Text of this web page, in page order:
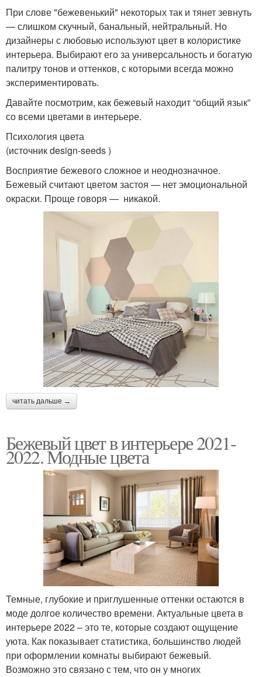
При слове "бежевенький" некоторых так и тянет зевнуть
— слишком скучный, банальный, нейтральный. Но
дизайнеры с любовью используют цвет в колористике
интерьера. Выбирают его за универсальность и богатую
палитру тонов и оттенков, с которыми всегда можно
экспериментировать.
Давайте посмотрим, как бежевый находит “общий язык”
со всеми цветами в интерьере.
Психология цвета
(источник design-seeds )
Восприятие бежевого сложное и неоднозначное.
Бежевый считают цветом застоя — нет эмоциональной
окраски. Проще говоря — никакой.
читать дальше →
Бежевый цвет в интерьере 2021-
2022. Модные цвета
Темные, глубокие и приглушенные оттенки остаются в
моде долгое количество времени. Актуальные цвета в
интерьере 2022 – это те, которые создают ощущение
уюта. Как показывает статистика, большинство людей
при оформлении комнаты выбирают бежевый.
Возможно это связано с тем, что он у многих